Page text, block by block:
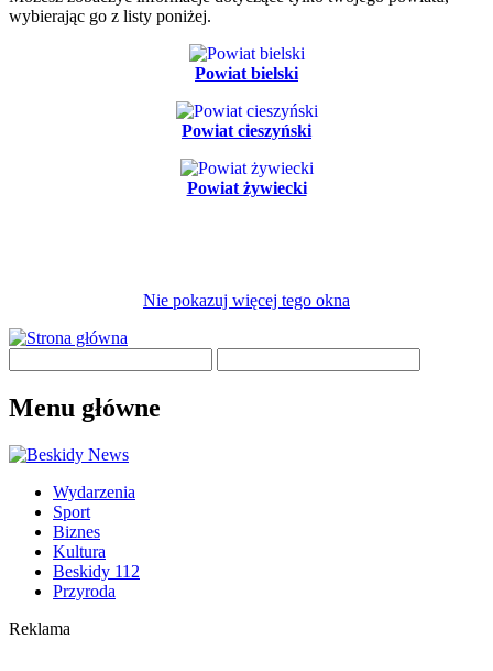
wybierając go z listy poniżej.
Powiat bielski
Powiat cieszyński
Powiat żywiecki
Nie pokazuj więcej tego okna
Menu główne
Wydarzenia
Sport
Biznes
Kultura
Beskidy 112
Przyroda
Reklama